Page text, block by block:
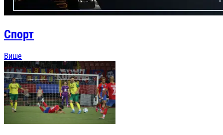
Спорт
Више